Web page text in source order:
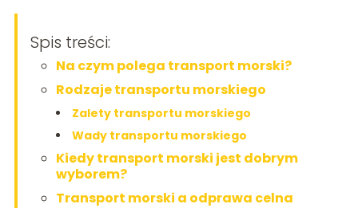
Spis treści:
Na czym polega transport morski?
Rodzaje transportu morskiego
Zalety transportu morskiego
Wady transportu morskiego
Kiedy transport morski jest dobrym
wyborem?
Transport morski a odprawa celna